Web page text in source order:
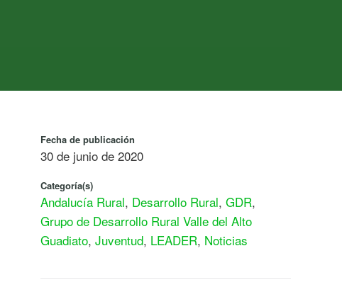
Fecha de publicación
30 de junio de 2020
Categoría(s)
Andalucía Rural, Desarrollo Rural, GDR,
Grupo de Desarrollo Rural Valle del Alto
Guadiato, Juventud, LEADER, Noticias